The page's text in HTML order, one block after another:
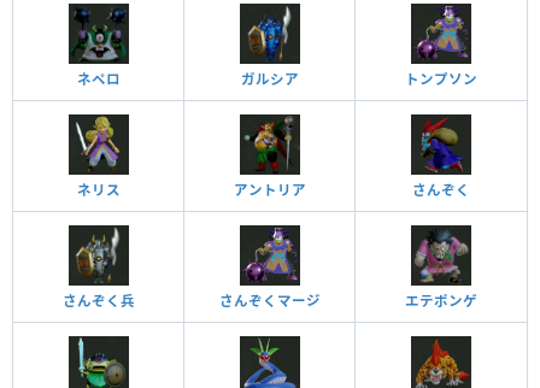
ネペロ ガルシア トンプソン
ネリス アントリア さんぞく
さんぞく兵 さんぞくマージ エテポンゲ